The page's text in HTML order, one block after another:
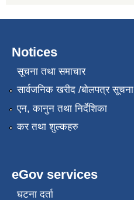
Notices
सूचना तथा समाचार
सार्वजनिक खरीद /बोलपत्र सूचना
एन, कानुन तथा निर्देशिका
कर तथा शुल्कहरु
eGov services
घटना दर्ता